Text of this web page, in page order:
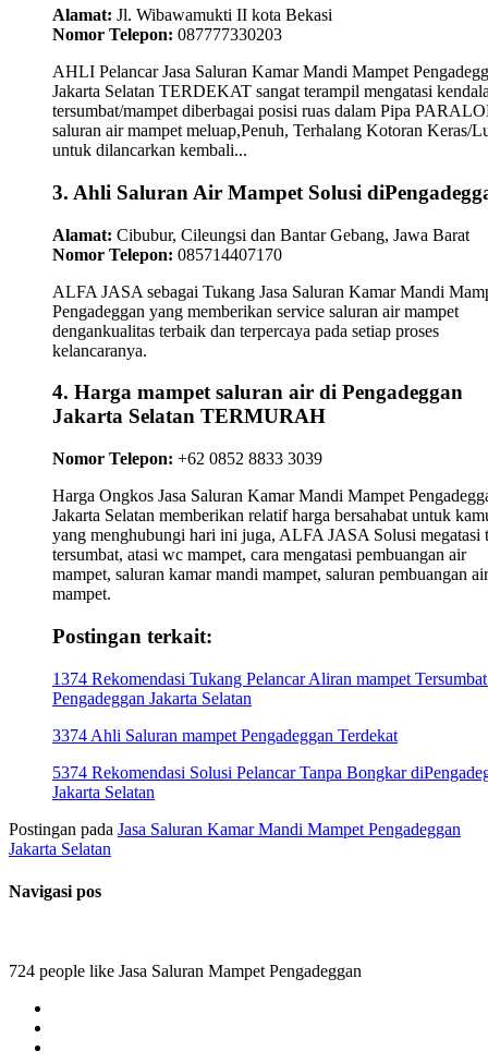
Alamat: Jl. Wibawamukti II kota Bekasi
Nomor Telepon: 087777330203
AHLI Pelancar Jasa Saluran Kamar Mandi Mampet
Jakarta Selatan TERDEKAT sangat terampil mengatasi
tersumbat/mampet diberbagai posisi ruas dalam Pipa
saluran air mampet meluap,Penuh, Terhalang Kotoran Keras/
untuk dilancarkan kembali...
3. Ahli Saluran Air Mampet Solusi
Alamat: Cibubur, Cileungsi dan Bantar Gebang, Jawa Barat
Nomor Telepon: 085714407170
ALFA JASA sebagai Tukang Jasa Saluran Kamar Mandi
Pengadeggan yang memberikan service saluran air mampet
dengankualitas terbaik dan terpercaya pada setiap proses
kelancaranya.
4. Harga mampet saluran air di Pengadeggan
Jakarta Selatan TERMURAH
Nomor Telepon: +62 0852 8833 3039
Harga Ongkos Jasa Saluran Kamar Mandi Mampet
Jakarta Selatan memberikan relatif harga bersahabat untuk
yang menghubungi hari ini juga, ALFA JASA Solusi megatasi
tersumbat, atasi wc mampet, cara mengatasi pembuangan air
mampet, saluran kamar mandi mampet, saluran pembuangan air
mampet.
Postingan terkait:
1374 Rekomendasi Tukang Pelancar Aliran mampet
Pengadeggan Jakarta Selatan
3374 Ahli Saluran mampet Pengadeggan Terdekat
5374 Rekomendasi Solusi Pelancar Tanpa Bongkar
Jakarta Selatan
Postingan pada Jasa Saluran Kamar Mandi Mampet Pengadeggan
Jakarta Selatan
Navigasi pos
724 people like Jasa Saluran Mampet Pengadeggan